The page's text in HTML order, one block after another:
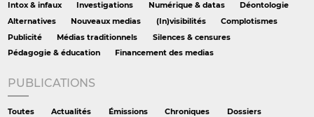
Intox & infaux
Investigations Numérique & datas
Déontologie
Alternatives
Nouveaux medias (In)visibilités
Complotismes
Publicité
Médias traditionnels
Silences & censures
Pédagogie & éducation
Financement des medias
PUBLICATIONS
Toutes Actualités Émissions Chroniques
Dossiers